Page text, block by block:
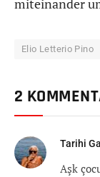
miteinander
Elio Letterio Pino
2
Tarihi
Aşk